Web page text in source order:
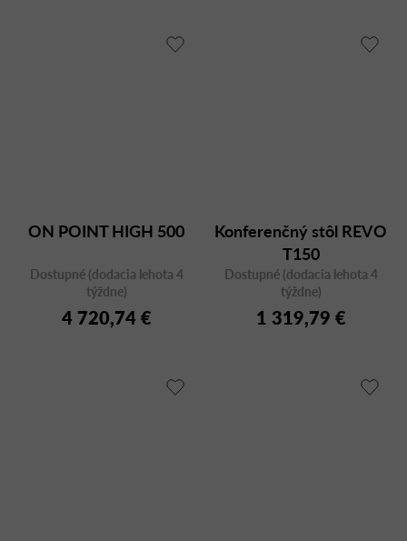
ON POINT HIGH 500
Dostupné (dodacia lehota 4
týždne)
4 720,74 €
Konferenčný stôl REVO
T150
Dostupné (dodacia lehota 4
týždne)
1 319,79 €